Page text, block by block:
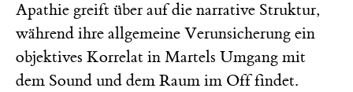
Apathie greift über auf die narrative Struktur,
während ihre allgemeine Verunsicherung ein
objektives Korrelat in Martels Umgang mit
dem Sound und dem Raum im Off findet.